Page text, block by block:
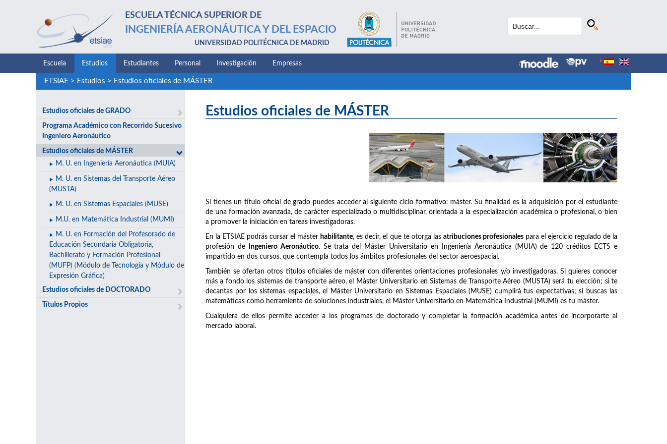
ESCUELA TÉCNICA SUPERIOR DE
INGENIERÍA AERONÁUTICA Y DEL ESPACIO
UNIVERSIDAD POLITÉCNICA DE MADRID
Escuela Estudios Estudiantes Personal Investigación Empresas
ETSIAE > Estudios > Estudios oficiales de MÁSTER
Estudios oficiales de GRADO
Programa Académico con Recorrido Sucesivo
Ingeniero Aeronáutico
Estudios oficiales de MÁSTER
M. U. en Ingeniería Aeronáutica (MUIA)
M. U. en Sistemas del Transporte Aéreo
(MUSTA)
M. U. en Sistemas Espaciales (MUSE)
M.U. en Matemática Industrial (MUMI)
M. U. en Formación del Profesorado de
Educación Secundaria Obligatoria,
Bachillerato y Formación Profesional
(MUFP) (Módulo de Tecnología y Módulo de
Expresión Gráfica)
Estudios oficiales de DOCTORADO
Títulos Propios
Estudios oficiales de MÁSTER
Si tienes un título oficial de grado puedes acceder al siguiente ciclo formativo: máster. Su finalidad es la adquisición por el estudiante
de una formación avanzada, de carácter especializado o multidisciplinar, orientada a la especialización académica o profesional, o bien
a promover la iniciación en tareas investigadoras.
En la ETSIAE podrás cursar el máster habilitante, es decir, el que te otorga las atribuciones profesionalespara el ejercicio regulado de la
profesión de
Ingeniero Aeronáutico. Se trata del Máster Universitario en Ingeniería Aeronáutica (MUIA) de 120 créditos ECTS e
impartido en dos cursos, que contempla todos los ámbitos profesionales del sector aeroespacial.
También se ofertan otros títulos oficiales de máster con diferentes orientaciones profesionales y/o investigadoras. Si quieres conocer
más a fondo los sistemas de transporte aéreo, el Máster Universitario en Sistemas de Transporte Aéreo (MUSTA) será tu elección; si te
decantas por los sistemas espaciales, el Máster Universitario en Sistemas Espaciales (MUSE) cumplirá tus expectativas; si buscas las
matemáticas como herramienta de soluciones industriales, el Máster Universitario en Matemática Industrial (MUMI) es tu máster.
Cualquiera de ellos permite acceder a los programas de doctorado y completar la formación académica antes de incorporarte al
mercado laboral.